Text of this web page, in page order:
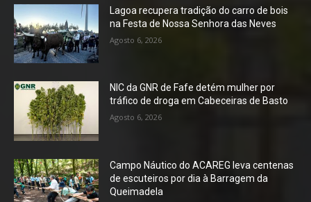
Lagoa recupera tradição do carro de bois
na Festa de Nossa Senhora das Neves
Agosto 6, 2026
NIC da GNR de Fafe detém mulher por
tráfico de droga em Cabeceiras de Basto
Agosto 6, 2026
Campo Náutico do ACAREG leva centenas
de escuteiros por dia à Barragem da
Queimadela